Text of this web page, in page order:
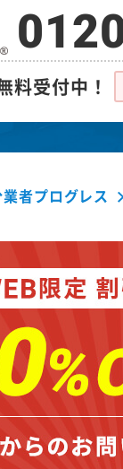
料受付中！
者プログレス